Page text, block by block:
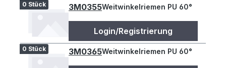
0 Stück 3M0355Weitwinkelriemen PU 60°
Login/Registrierung
0 Stück 3M0365Weitwinkelriemen PU 60°